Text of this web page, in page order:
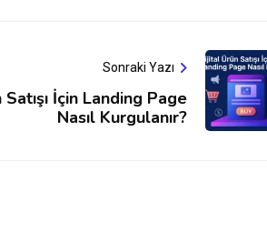
Sonraki Yazı
İçin Landing Page
Nasıl Kurgulanır?